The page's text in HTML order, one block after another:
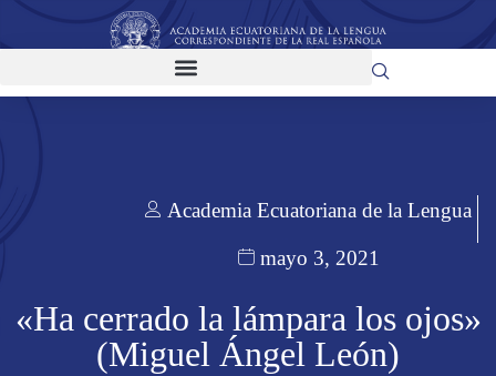
Academia Ecuatoriana de la Lengua
mayo 3, 2021
«Ha cerrado la lámpara los ojos»
(Miguel Ángel León)